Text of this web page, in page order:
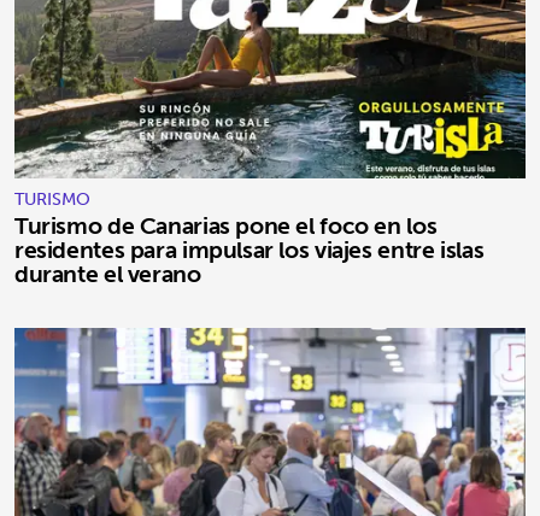
TURISMO
Turismo de Canarias pone el foco en los
residentes para impulsar los viajes entre islas
durante el verano